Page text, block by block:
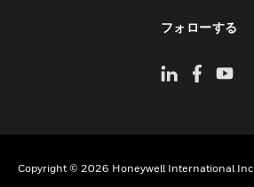
フォローする
Copyright © 2026 Honeywell International Inc